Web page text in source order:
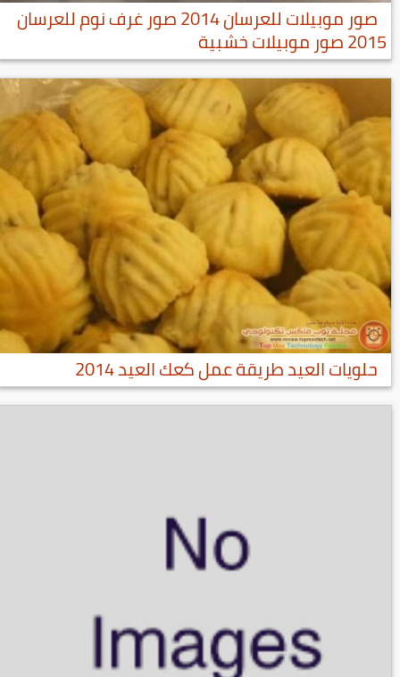
صور موبيلات للعرسان 2014 صور غرف نوم للعرسان
2015 صور موبيلات خشبية
حلويات العيد طريقة عمل كعك العيد 2014